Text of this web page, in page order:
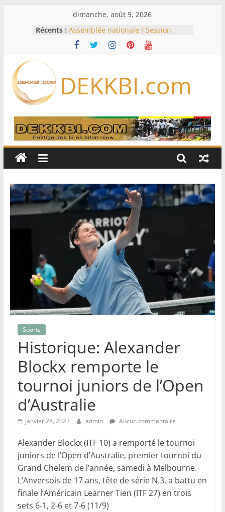
dimanche, août 9, 2026
Récents : Assemblée nationale / Session
extraordinaire: Six commissions
d’enquête à l’ordre du jour ce lundi
Bénin: Patrice Talon élu président
du Sénat, moins de trois mois
Pakistan et la Turquie signent un
accord de défense
RD Congo: Kinshasa interdit les
exportations de cuivre et de cobalt
production
DEKKBI.com
Sports
Historique: Alexander
Blockx remporte le
tournoi juniors de l’Open
d’Australie
janvier 28, 2023 admin Aucun commentaire
Alexander Blockx (ITF 10) a remporté le tournoi
juniors de l’Open d’Australie, premier tournoi du
Grand Chelem de l’année, samedi à Melbourne.
L’Anversois de 17 ans, tête de série N.3, a battu en
finale l’Américain Learner Tien (ITF 27) en trois
sets 6-1, 2-6 et 7-6 (11/9)